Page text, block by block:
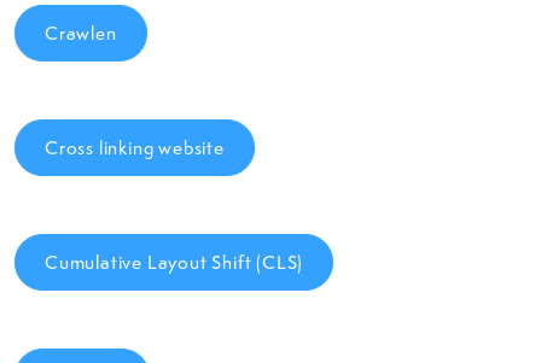
Crawlen
Cross linking website
Cumulative Layout Shift (CLS)